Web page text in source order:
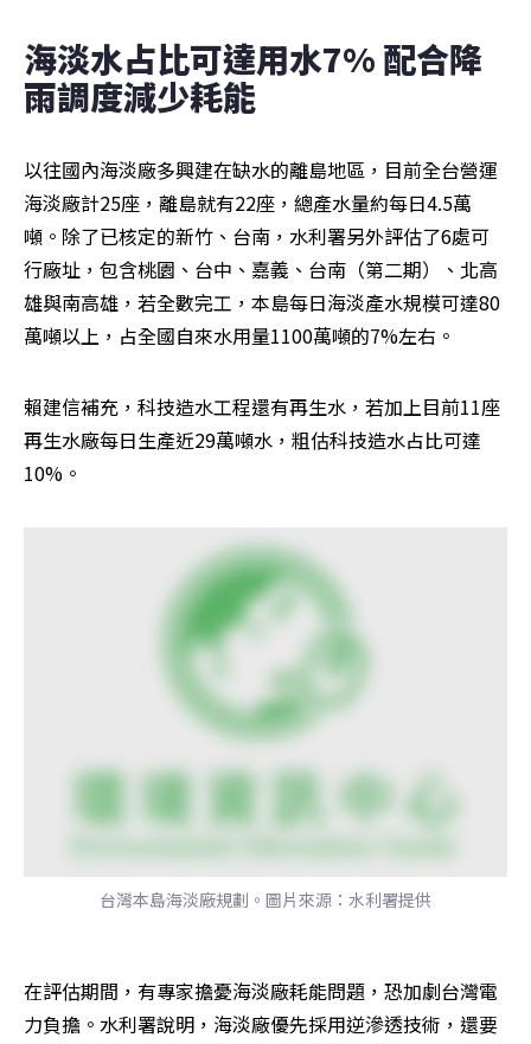
海淡水占比可達用水7% 配合降
雨調度減少耗能
以往國內海淡廠多興建在缺水的離島地區，目前全台營運
海淡廠計25座，離島就有22座，總產水量約每日4.5萬
噸。除了已核定的新竹、台南，水利署另外評估了6處可
行廠址，包含桃園、台中、嘉義、台南（第二期）、北高
雄與南高雄，若全數完工，本島每日海淡產水規模可達80
萬噸以上，占全國自來水用量1100萬噸的7%左右。
賴建信補充，科技造水工程還有再生水，若加上目前11座
再生水廠每日生產近29萬噸水，粗估科技造水占比可達
10%。
台灣本島海淡廠規劃。圖片來源：水利署提供
在評估期間，有專家擔憂海淡廠耗能問題，恐加劇台灣電
力負擔。水利署說明，海淡廠優先採用逆滲透技術，還要